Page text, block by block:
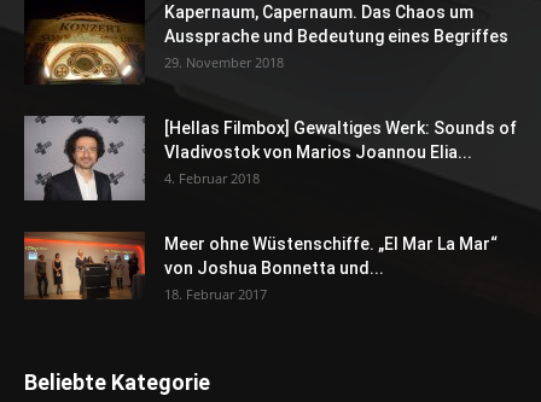
Kapernaum, Capernaum. Das Chaos um
Aussprache und Bedeutung eines Begriffes
29. November 2018
[Hellas Filmbox] Gewaltiges Werk: Sounds of
Vladivostok von Marios Joannou Elia...
4. Februar 2018
Meer ohne Wüstenschiffe. „El Mar La Mar“
von Joshua Bonnetta und...
18. Februar 2017
Beliebte Kategorie